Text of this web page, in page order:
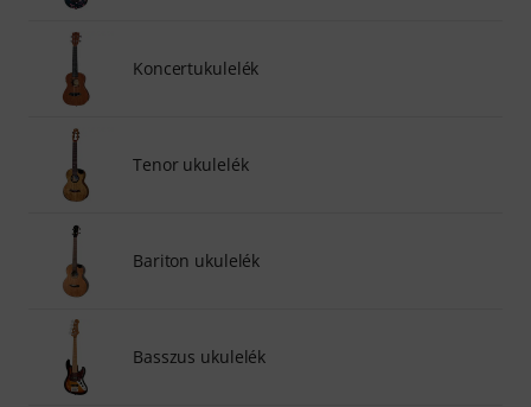
Koncertukulelék
Tenor ukulelék
Bariton ukulelék
Basszus ukulelék